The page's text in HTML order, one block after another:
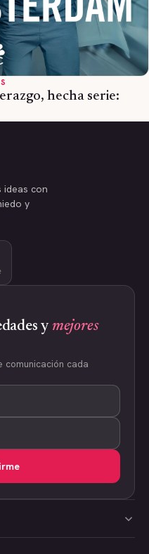
hecha serie:
ideas con
y
y mejores
comunicación cada